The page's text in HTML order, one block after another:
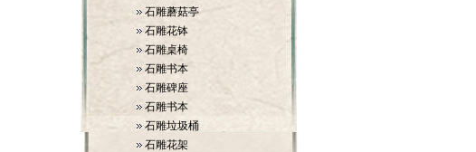
石雕蘑菇亭
石雕花钵
石雕桌椅
石雕书本
石雕碑座
石雕书本
石雕垃圾桶
石雕花架